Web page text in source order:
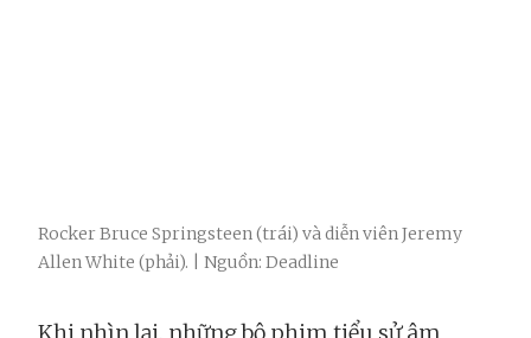
Rocker Bruce Springsteen (trái) và diễn viên Jeremy
Allen White (phải). | Nguồn: Deadline